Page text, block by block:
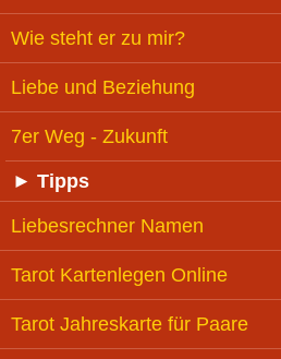
Wie steht er zu mir?
Liebe und Beziehung
7er Weg - Zukunft
► Tipps
Liebesrechner Namen
Tarot Kartenlegen Online
Tarot Jahreskarte für Paare